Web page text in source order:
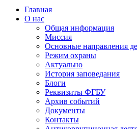
Главная
О нас
Общая информация
Миссия
Основные направления
Режим охраны
Актуально
История заповедания
Блоги
Реквизиты ФГБУ
Архив событий
Документы
Контакты